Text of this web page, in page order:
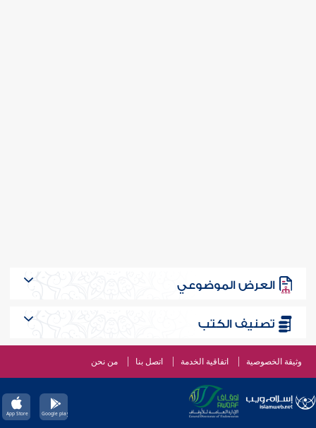
العرض الموضوعي
تصنيف الكتب
وثيقة الخصوصية اتفاقية الخدمة اتصل بنا من نحن